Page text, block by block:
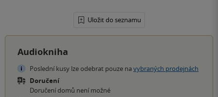
Uložit do seznamu
Audiokniha
Poslední kusy lze odebrat pouze na vybraných prodejnách
Doručení
Doručení domů není možné